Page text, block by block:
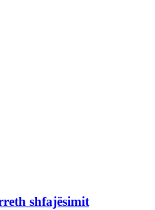
shfajësimit